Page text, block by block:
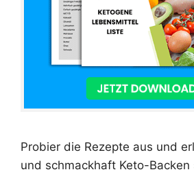
Probier die Rezepte aus und
und schmackhaft Keto-Backen